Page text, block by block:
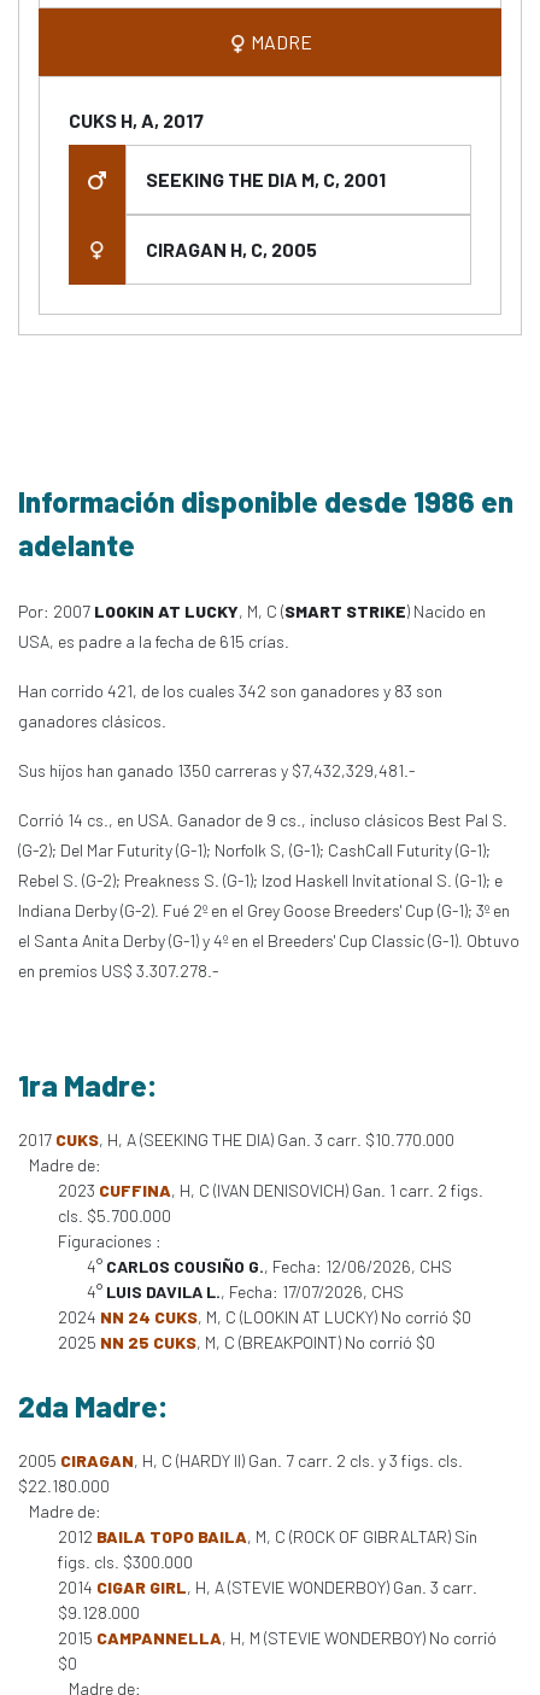
MADRE
CUKS H, A, 2017
SEEKING THE DIA M, C, 2001
CIRAGAN H, C, 2005
Información disponible desde 1986 en
adelante
Por: 2007 LOOKIN AT LUCKY, M, C (SMART STRIKE) Nacido en
USA, es padre a la fecha de 615 crías.
Han corrido 421, de los cuales 342 son ganadores y 83 son
ganadores clásicos.
Sus hijos han ganado 1350 carreras y $7,432,329,481.-
Corrió 14 cs., en USA. Ganador de 9 cs., incluso clásicos Best Pal S.
(G-2); Del Mar Futurity (G-1); Norfolk S, (G-1); CashCall Futurity (G-1);
Rebel S. (G-2); Preakness S. (G-1); Izod Haskell Invitational S. (G-1); e
Indiana Derby (G-2). Fué 2º en el Grey Goose Breeders' Cup (G-1); 3º en
el Santa Anita Derby (G-1) y 4º en el Breeders' Cup Classic (G-1). Obtuvo
en premios US$ 3.307.278.-
1ra Madre:
2017 CUKS, H, A (SEEKING THE DIA) Gan. 3 carr. $10.770.000
Madre de:
2023 CUFFINA, H, C (IVAN DENISOVICH) Gan. 1 carr. 2 figs.
cls. $5.700.000
Figuraciones :
4° CARLOS COUSIÑO G., Fecha: 12/06/2026, CHS
4° LUIS DAVILA L., Fecha: 17/07/2026, CHS
2024 NN 24 CUKS, M, C (LOOKIN AT LUCKY) No corrió $0
2025 NN 25 CUKS, M, C (BREAKPOINT) No corrió $0
2da Madre:
2005 CIRAGAN, H, C (HARDY II) Gan. 7 carr. 2 cls. y 3 figs. cls.
$22.180.000
Madre de:
2012 BAILA TOPO BAILA, M, C (ROCK OF GIBRALTAR) Sin
figs. cls. $300.000
2014 CIGAR GIRL, H, A (STEVIE WONDERBOY) Gan. 3 carr.
$9.128.000
2015 CAMPANNELLA, H, M (STEVIE WONDERBOY) No corrió
$0
Madre de: